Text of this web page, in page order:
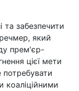
та забезпечити
який
прем'єр-
цієї мети
коаліційними